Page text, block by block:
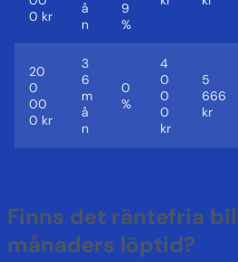
0 kr
å
n
9
%
20
0
00
0 kr
3
6
m
å
n
0
%
4
0
0
0
kr
5
666
kr
Finns det räntefria
månaders löptid?